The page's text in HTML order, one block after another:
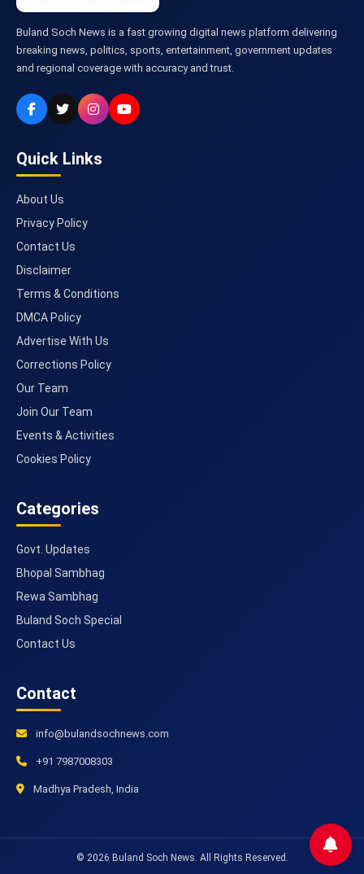
Buland Soch News is a fast growing digital news platform delivering
breaking news, politics, sports, entertainment, government updates
and regional coverage with accuracy and trust.
Quick Links
About Us
Privacy Policy
Contact Us
Disclaimer
Terms & Conditions
DMCA Policy
Advertise With Us
Corrections Policy
Our Team
Join Our Team
Events & Activities
Cookies Policy
Categories
Govt. Updates
Bhopal Sambhag
Rewa Sambhag
Buland Soch Special
Contact Us
Contact
info@bulandsochnews.com
+91 7987008303
Madhya Pradesh, India
© 2026 Buland Soch News. All Rights Reserved.